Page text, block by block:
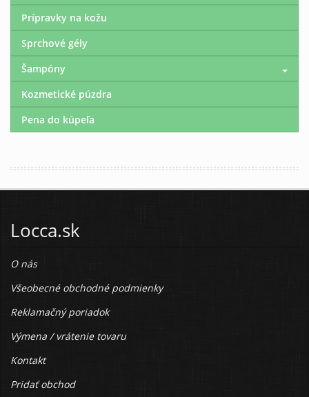
Prípravky na kožu
Sprchové gély
Šampóny
Kozmetické púzdra
Pena do kúpeľa
Locca.sk
O nás
Všeobecné obchodné podmienky
Reklamačný poriadok
Výmena / vrátenie tovaru
Kontakt
Pridať obchod